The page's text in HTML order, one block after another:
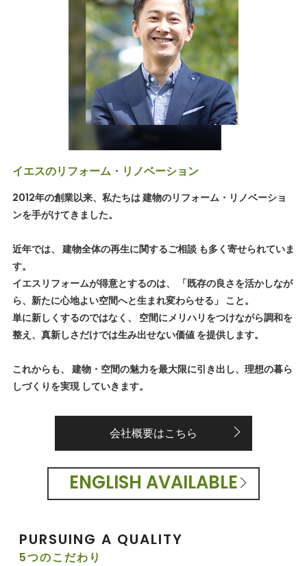
イエスのリフォーム・リノベーション
2012年の創業以来、私たちは 建物のリフォーム・リノベーショ
ンを手がけてきました。
近年では、 建物全体の再生に関するご相談 も多く寄せられていま
す。
イエスリフォームが得意とするのは、 「既存の良さを活かしなが
ら、新たに心地よい空間へと生まれ変わらせる」 こと。
単に新しくするのではなく、 空間にメリハリをつけながら調和を
整え、真新しさだけでは生み出せない価値 を提供します。
これからも、 建物・空間の魅力を最大限に引き出し、理想の暮ら
しづくりを実現 していきます。
会社概要はこちら
ENGLISH AVAILABLE
PURSUING A QUALITY
5つのこだわり